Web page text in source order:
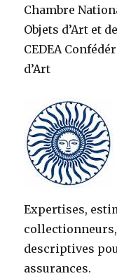
Chambre
Objets d’Art et
CEDEA
d’Art
Expertises,
descriptives
assurances.